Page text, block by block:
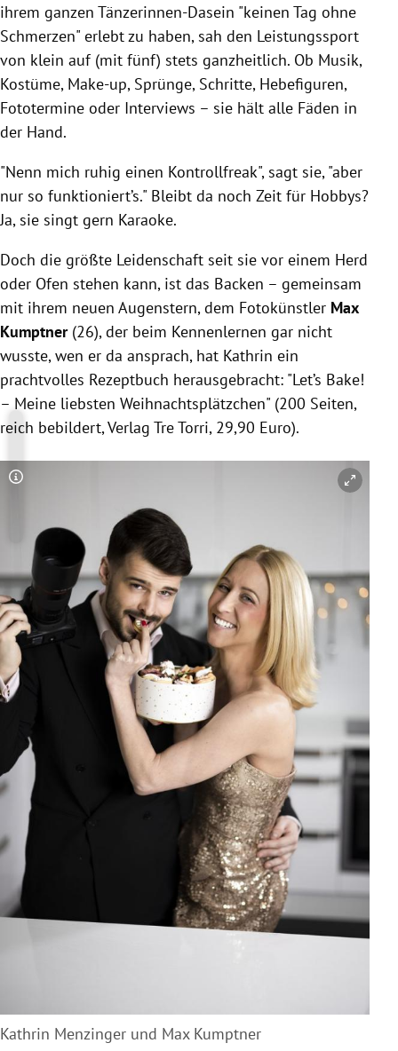
ihrem ganzen Tänzerinnen-Dasein "keinen Tag ohne
Schmerzen" erlebt zu haben, sah den Leistungssport
von klein auf (mit fünf) stets ganzheitlich. Ob Musik,
Kostüme, Make-up, Sprünge, Schritte, Hebefiguren,
Fototermine oder Interviews – sie hält alle Fäden in
der Hand.
"Nenn mich ruhig einen Kontrollfreak", sagt sie, "aber
nur so funktioniert’s." Bleibt da noch Zeit für Hobbys?
Ja, sie singt gern Karaoke.
Doch die größte Leidenschaft seit sie vor einem Herd
oder Ofen stehen kann, ist das Backen – gemeinsam
mit ihrem neuen Augenstern, dem Fotokünstler Max
Kumptner(26), der beim Kennenlernen gar nicht
wusste, wen er da ansprach, hat Kathrin ein
prachtvolles Rezeptbuch herausgebracht: "Let’s Bake!
– Meine liebsten Weihnachtsplätzchen" (200 Seiten,
reich bebildert, Verlag Tre Torri, 29,90 Euro).
Copyright-Hinweis öffnen/schließen
Kathrin Menzinger und Max Kumptner